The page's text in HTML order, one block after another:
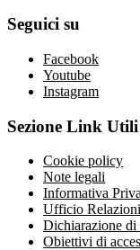
Seguici su
Facebook
Youtube
Instagram
Sezione Link Utili
Cookie policy
Note legali
Informativa
Ufficio
Dichiarazione di
Obiettivi di